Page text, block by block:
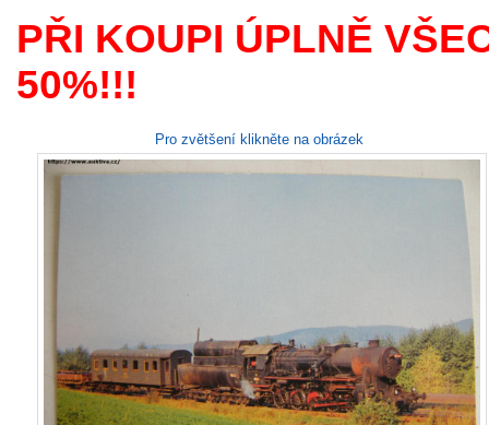
PŘI KOUPI ÚPLNĚ
50%!!!
Pro zvětšení klikněte na obrázek